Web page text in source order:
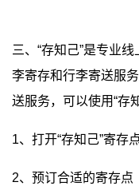
三、“存知己”是专业
李寄存和行李寄送服
送服务，可以使用“存
1、打开“存知己”寄存
2、预订合适的寄存点